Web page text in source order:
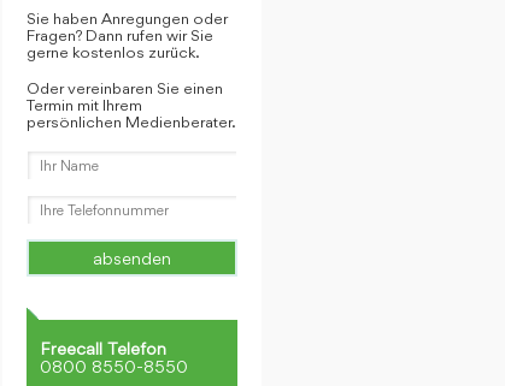
Sie haben Anregungen oder
Fragen? Dann rufen wir Sie
gerne kostenlos zurück.
Oder vereinbaren Sie einen
Termin mit Ihrem
persönlichen Medienberater.
Freecall Telefon
0800 8550-8550